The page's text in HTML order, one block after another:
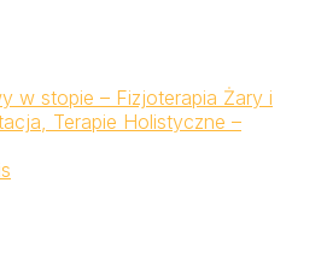
w stopie – Fizjoterapia Żary i
Terapie Holistyczne –